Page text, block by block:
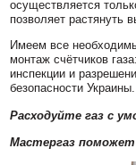
осуществляется
позволяет растянуть
Имеем все
монтаж счётчиков
инспекции и
безопасности Украины.
Расходуйте газ с
Мастергаз